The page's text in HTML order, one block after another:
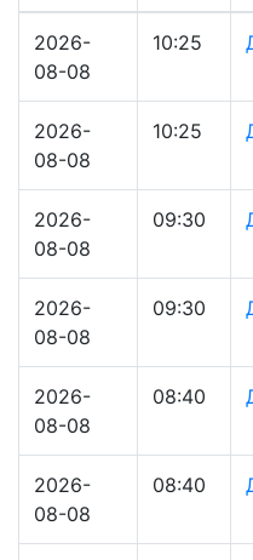
2026-
08-08
10:25
2026-
08-08
10:25
2026-
08-08
09:30
2026-
08-08
09:30
2026-
08-08
08:40
2026-
08-08
08:40